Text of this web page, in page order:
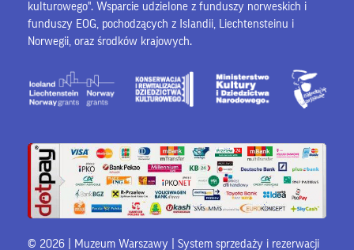
kulturowego". Wsparcie udzielone z funduszy norweskich i
funduszy EOG, pochodzących z Islandii, Liechtensteinu i
Norwegii, oraz środków krajowych.
© 2026 | Muzeum Warszawy | System sprzedaży i rezerwacji